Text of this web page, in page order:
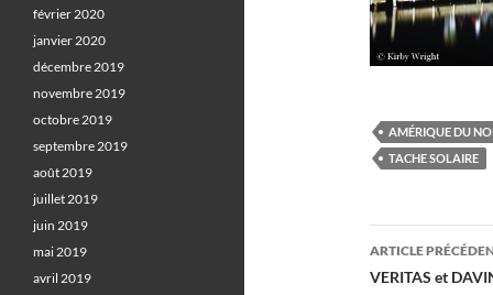
AMÉRIQUE DU
TACHE SOLAIRE
des
ARTICLE
VERITAS et
février 2020
janvier 2020
décembre 2019
novembre 2019
octobre 2019
septembre 2019
août 2019
juillet 2019
juin 2019
mai 2019
avril 2019